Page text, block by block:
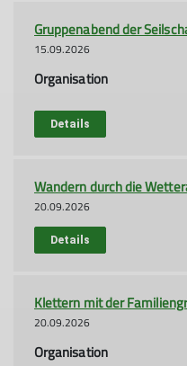
Gruppenabend der
15.09.2026
Organisation
Details
Wandern durch die
20.09.2026
Details
Klettern mit der
20.09.2026
Organisation